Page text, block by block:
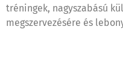
tréningek, nagyszabású
megszervezésére és